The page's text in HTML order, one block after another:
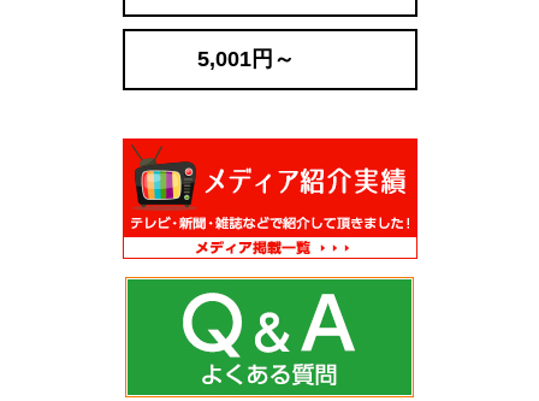
5,001円～